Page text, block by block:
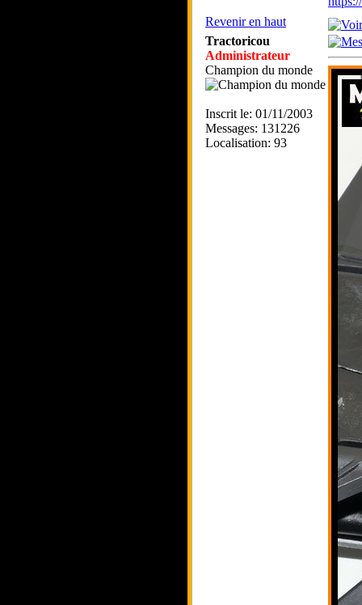
Revenir en haut
Tractoricou
Administrateur
Champion du monde
Inscrit le: 01/11/2003
Messages: 131226
Localisation: 93